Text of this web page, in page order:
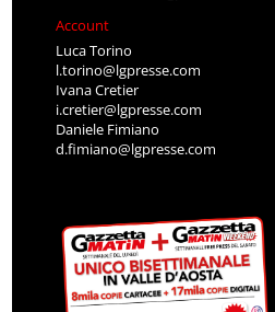
Account
Luca Torino
l.torino@lgpresse.com
Ivana Cretier
i.cretier@lgpresse.com
Daniele Fimiano
d.fimiano@lgpresse.com